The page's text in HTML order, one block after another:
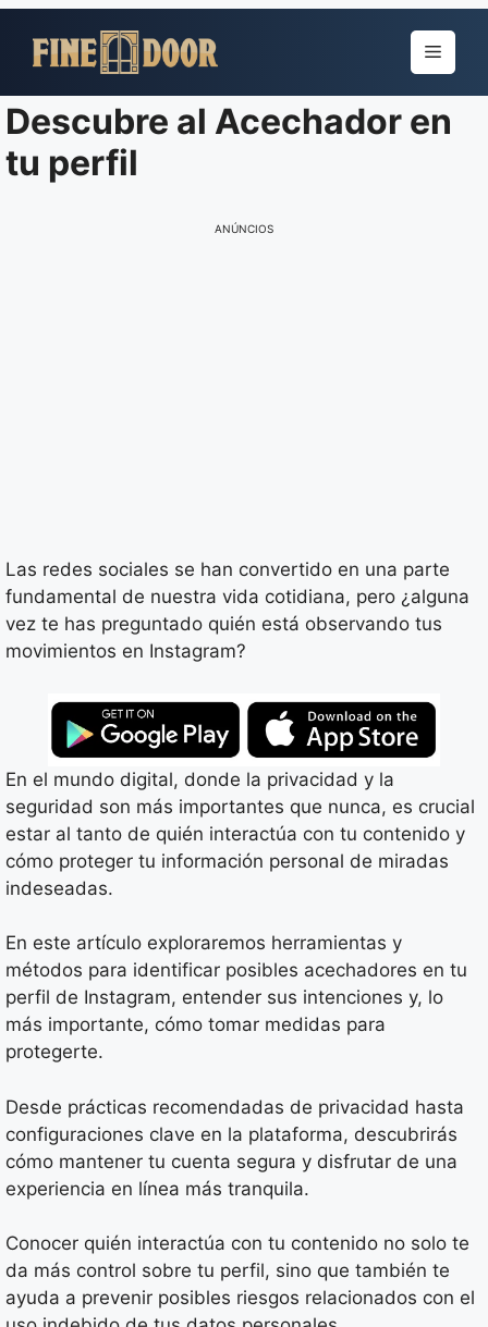
para
conteúdo
Menu
Descubre al Acechador en
tu perfil
ANÚNCIOS
Las redes sociales se han convertido en una parte
fundamental de nuestra vida cotidiana, pero ¿alguna
vez te has preguntado quién está observando tus
movimientos en Instagram?
En el mundo digital, donde la privacidad y la
seguridad son más importantes que nunca, es crucial
estar al tanto de quién interactúa con tu contenido y
cómo proteger tu información personal de miradas
indeseadas.
En este artículo exploraremos herramientas y
métodos para identificar posibles acechadores en tu
perfil de Instagram, entender sus intenciones y, lo
más importante, cómo tomar medidas para
protegerte.
Desde prácticas recomendadas de privacidad hasta
configuraciones clave en la plataforma, descubrirás
cómo mantener tu cuenta segura y disfrutar de una
experiencia en línea más tranquila.
Conocer quién interactúa con tu contenido no solo te
da más control sobre tu perfil, sino que también te
ayuda a prevenir posibles riesgos relacionados con el